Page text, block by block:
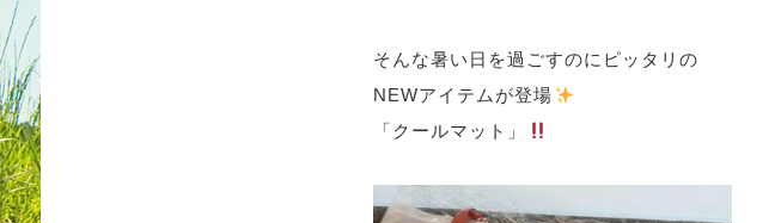
そんな暑い日を過ごすのにピッタリの
NEWアイテムが登場
「クールマット」